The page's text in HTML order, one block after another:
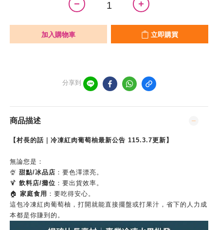
加入購物車 立即購買
分享到
商品描述
【村長的話｜ 冷凍紅肉葡萄柚最新公告 115.3.7更新】
​無論您是：
🍨 甜點/冰品店 ：要色澤漂亮。
🍹 飲料店/攤位 ：要出貨效率。
🏠 家庭食用 ：要吃得安心。
​這包冷凍紅肉葡萄柚，打開就能直接擺盤或打果汁，省下的人力成
本都是你賺到的。